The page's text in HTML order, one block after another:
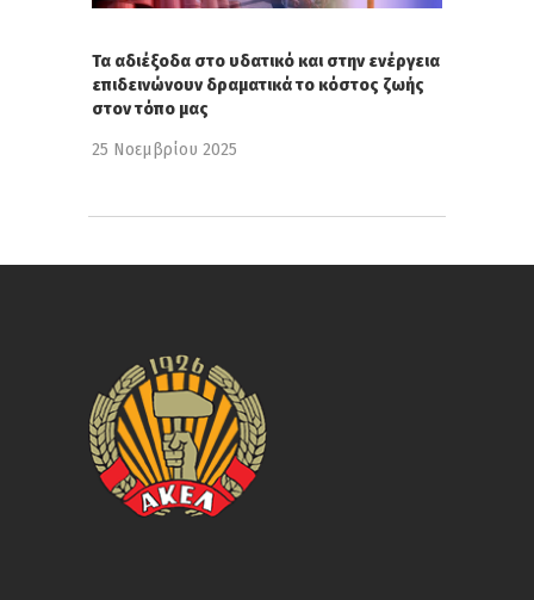
Τα αδιέξοδα στο υδατικό και στην ενέργεια
επιδεινώνουν δραματικά το κόστος ζωής
στον τόπο μας
25 Νοεμβρίου 2025